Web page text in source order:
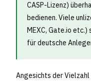
CASP-Lizenz)
bedienen. Viele
MEXC, Gate.io
für deutsche
Angesichts der